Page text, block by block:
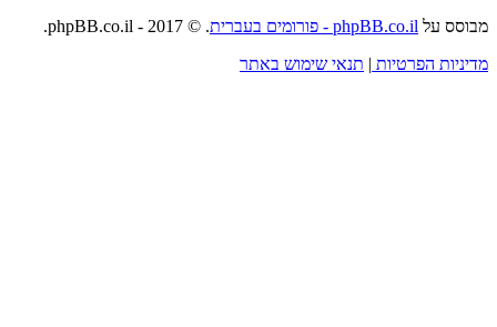
מבוסס על phpBB.co.il - פורומים בעברית
. © 2017 - phpBB.co.il.
מדיניות הפרטיות | תנאי שימוש באתר